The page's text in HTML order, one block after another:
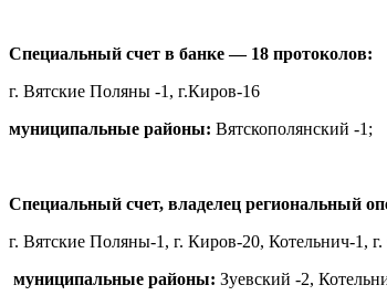
Специальный счет в банке — 18 протоколов:
г. Вятские Поляны -1, г.Киров-16
муниципальные районы: Вятскополянский -1;
Специальный счет, владелец региональный
г. Вятские Поляны-1, г. Киров-20, Котельнич-1,
муниципальные районы: Зуевский -2,